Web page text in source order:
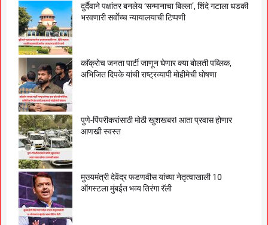
दुर्दैवाने पक्षांतर बनलेय ‘सन्मानाचा बिल्ला’, शिंदे गटाला धडकी
भरवणारी सर्वाेच्च न्यायालयाची टिप्पणी
काॅक्राेच जनता पार्टी जाणून घेणार क्या बाेलती पब्लिक,
अभिजित दिपके यांची राष्ट्रव्यापी माेहीमेची घाेषणा
पुणे-पिंपरीकरांसाठी मोठी खुशखबर! आता प्रवास होणार
आणखी स्वस्त
मुख्यमंत्री देवेंद्र फडणवीस यांच्या नेतृत्वाखाली 10
ऑगस्टला मुंबईत भव्य तिरंगा रॅली